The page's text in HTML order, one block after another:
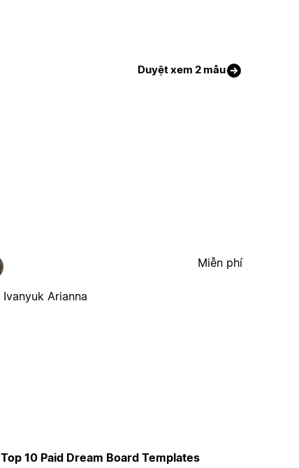
Duyệt xem 2 mẫu
Ivanyuk Arianna
Miễn phí
Top 10 Paid Dream Board Templates